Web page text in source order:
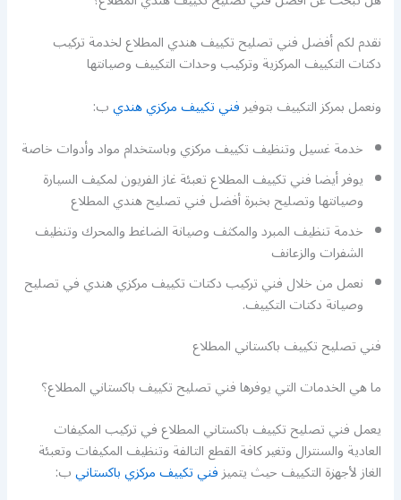
نقدم لكم أفضل فني تصليح تكييف هندي المطلاع لخدمة تركيب
دكتات التكييف المركزية وتركيب وحدات التكييف وصيانتها
ونعمل بمركز التكييف بتوفيرفني تكييف مركزي هنديب:
خدمة غسيل وتنظيف تكييف مركزي وباستخدام مواد وأدوات خاصة
يوفر أيضا فني تكييف المطلاع تعبئة غاز الفريون لمكيف السيارة
وصيانتها وتصليح بخبرة أفضل فني تصليح هندي المطلاع
خدمة تنظيف المبرد والمكثف وصيانة الضاغط والمحرك وتنظيف
الشفرات والزعانف
نعمل من خلال فني تركيب دكتات تكييف مركزي هندي في تصليح
وصيانة دكتات التكييف.
فني تصليح تكييف باكستاني المطلاع
ما هي الخدمات التي يوفرها فني تصليح تكييف باكستاني المطلاع؟
يعمل فني تصليح تكييف باكستاني المطلاع في تركيب المكيفات
العادية والسنترال وتغير كافة القطع التالفة وتنظيف المكيفات وتعبئة
الغاز لأجهزة التكييف حيث يتميزفني تكييف مركزي باكستانيب: